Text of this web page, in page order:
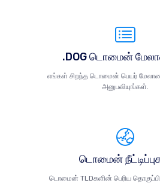
.DOG டொமைன்
எங்கள் சிறந்த டொமைன் பெயர்
அனுபவியுங்கள்.
டொமைன்
டொமைன் TLDகளின் பெரிய